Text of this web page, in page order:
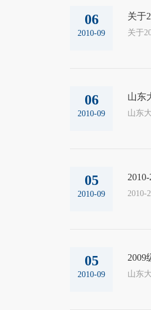
06
2010-09
关于
06
2010-09
山东
山东
05
2010-09
05
2010-09
2009
山东